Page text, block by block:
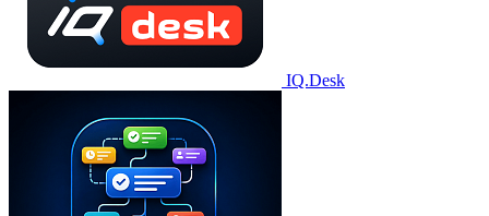
IQ.Desk